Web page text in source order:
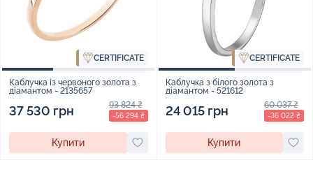
CERTIFICATE
Каблучка із червоного золота з
діамантом - 2135657
37 530 грн 93 824 ₴
-56 294 ₴
Купити
CERTIFICATE
Каблучка з білого золота з
діамантом - 521612
24 015 грн 60 037 ₴
-36 022 ₴
Купити